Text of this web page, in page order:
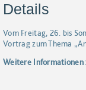
Details
Vom Freitag, 26. bis
Vortrag zum Thema
Weitere Informationen